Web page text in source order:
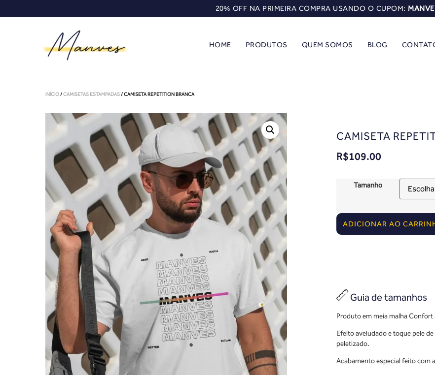
20% OFF NA PRIMEIRA COMPRA USANDO O CUPOM:
HOME PRODUTOS QUEM SOMOS BLOG
INÍCIO/CAMISETAS ESTAMPADAS/ CAMISETA REPETITION BRANCA
CAMISETA
R$109.00
Tamanho
ADICIONAR AO
Guia de tamanhos
Produto em meia malha Confort
Efeito aveludado e toque pele
peletizado.
Acabamento especial feito com